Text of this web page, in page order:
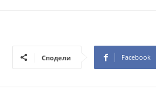
Сподели Facebook